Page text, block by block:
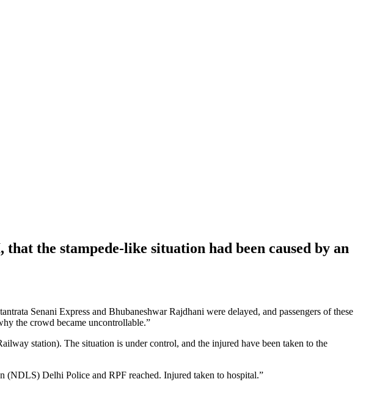
the stampede-like situation had been caused by an
Senani Express and Bhubaneshwar Rajdhani were delayed, and passengers of these
the crowd became uncontrollable.”
station). The situation is under control, and the injured have been taken to the
Delhi Police and RPF reached. Injured taken to hospital.”